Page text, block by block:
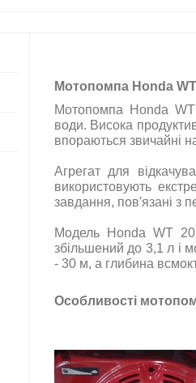
Мотопомпа Honda
Мотопомпа Honda WT
води. Висока
впораються звичайні
Агрегат для
використовують
завдання, пов'язані з
Модель Honda WT
збільшений до 3,1 л і
- 30 м, а глибина
Особливості